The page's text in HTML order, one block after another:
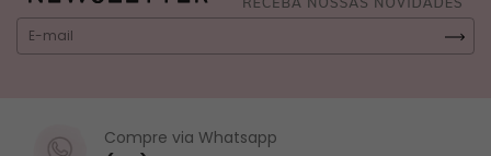
Compre via Whatsapp